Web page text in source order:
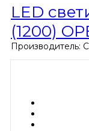
LED
(1200)
Производитель: